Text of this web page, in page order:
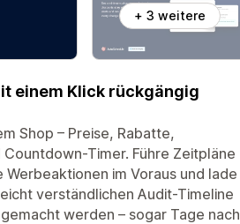
+ 3 weitere
einem Klick rückgängig
Shop – Preise, Rabatte,
Timer. Führe Zeitpläne
im Voraus und lade
verständlichen Audit-Timeline
werden – sogar Tage nach